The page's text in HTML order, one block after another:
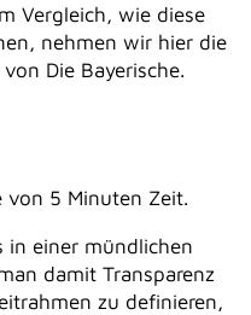
Vergleich, wie diese
nehmen wir hier die
Die Bayerische.
von 5 Minuten Zeit.
in einer mündlichen
damit Transparenz
zu definieren,